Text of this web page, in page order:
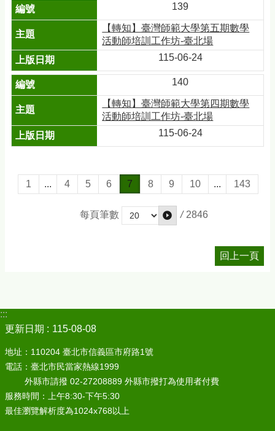
139
【轉知】臺灣師範大學第五期數學
活動師培訓工作坊-臺北場
115-06-24
140
【轉知】臺灣師範大學第四期數學
活動師培訓工作坊-臺北場
115-06-24
1 ... 4 5 6 7 8 9 10 ... 143
每頁筆數 / 2846
回上一頁
:::
更新日期
115-08-08
地址：110204 臺北市信義區市府路1號
電話：臺北市民當家熱線1999
外縣市請撥 02-27208889 外縣市撥打為使用者付費
服務時間：上午8:30-下午5:30
最佳瀏覽解析度為1024x768以上